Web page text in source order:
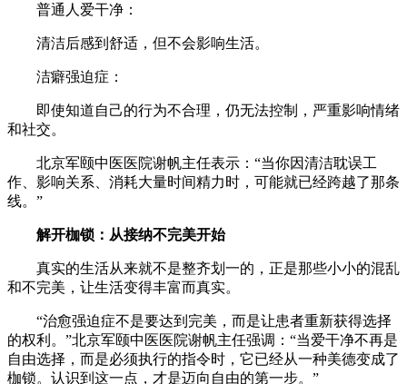
普通人爱干净：
清洁后感到舒适，但不会影响生活。
洁癖强迫症：
即使知道自己的行为不合理，仍无法控制，严重影响情绪
和社交。
北京军颐中医医院谢帆主任表示：“当你因清洁耽误工
作、影响关系、消耗大量时间精力时，可能就已经跨越了那条
线。”
解开枷锁：从接纳不完美开始
真实的生活从来就不是整齐划一的，正是那些小小的混乱
和不完美，让生活变得丰富而真实。
“治愈强迫症不是要达到完美，而是让患者重新获得选择
的权利。”北京军颐中医医院谢帆主任强调：“当爱干净不再是
自由选择，而是必须执行的指令时，它已经从一种美德变成了
枷锁。认识到这一点，才是迈向自由的第一步。”